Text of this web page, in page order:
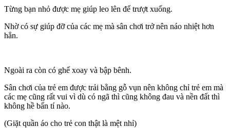
Từng bạn nhỏ được mẹ giúp leo lên để trượt xuống.
Nhờ có sự giúp đỡ của các mẹ mà sân chơi trở nên náo nhiệt hơn
hẳn.
Ngoài ra còn có ghế xoay và bập bênh.
Sân chơi của trẻ em được trải bằng gỗ vụn nên không chỉ trẻ em mà
các mẹ cũng rất vui vì dù có ngã thì cũng không đau và nền đất thì
không hề bẩn tí nào.
(Giặt quần áo cho trẻ con thật là mệt nhỉ)